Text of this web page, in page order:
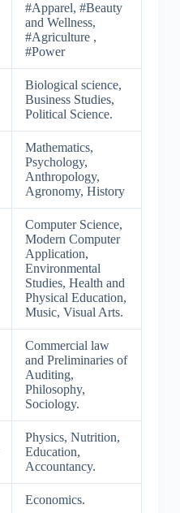
#Apparel, #Beauty
and Wellness,
#Agriculture ,
#Power
Biological science,
Business Studies,
Political Science.
Mathematics,
Psychology,
Anthropology,
Agronomy, History
Computer Science,
Modern Computer
Application,
Environmental
Studies, Health and
Physical Education,
Music, Visual Arts.
Commercial law
and Preliminaries of
Auditing,
Philosophy,
Sociology.
Physics, Nutrition,
Education,
Accountancy.
Economics.